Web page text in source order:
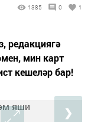
1385 0 1
редакциягә
мин карт
кешеләр бар!
❯